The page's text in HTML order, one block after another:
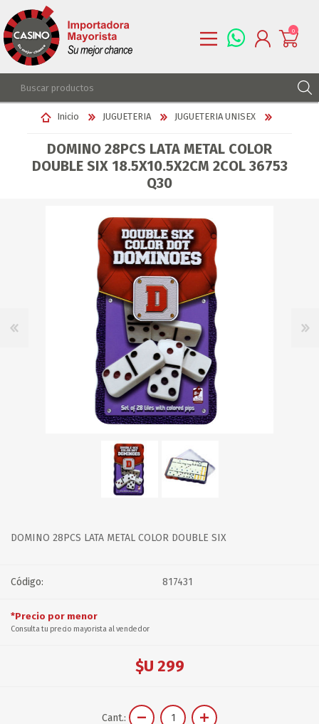
REGISTRARSE
LISTA DE DESEOS
0
Inicio JUGUETERIA JUGUETERIA UNISEX
DOMINO 28PCS LATA METAL COLOR
DOUBLE SIX 18.5X10.5X2CM 2COL 36753
Q30
DOMINO 28PCS LATA METAL COLOR DOUBLE SIX
Código: 817431
*Precio por menor
Consulta tu precio mayorista al vendedor
$U 299
Cant.: